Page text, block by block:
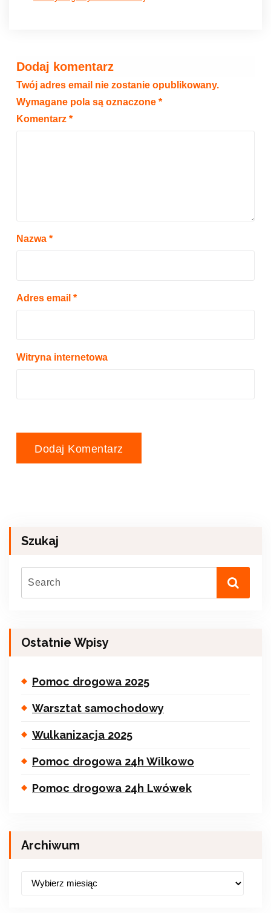
Dodaj komentarz
Twój adres email nie zostanie opublikowany.
Wymagane pola są oznaczone *
Komentarz *
Nazwa *
Adres email *
Witryna internetowa
Szukaj
Ostatnie Wpisy
Pomoc drogowa 2025
Warsztat samochodowy
Wulkanizacja 2025
Pomoc drogowa 24h Wilkowo
Pomoc drogowa 24h Lwówek
Archiwum